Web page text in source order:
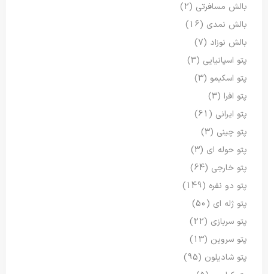
بالش مسافرتی (2)
بالش نمدی (16)
بالش نوزاد (7)
پتو اسپانیایی (3)
پتو اسکیمو (3)
پتو افرا (3)
پتو ایرانی (61)
پتو چینی (3)
پتو حوله ای (3)
پتو خارجی (64)
پتو دو نفره (149)
پتو ژله ای (50)
پتو سربازی (22)
پتو سروین (13)
پتو شادیلون (95)